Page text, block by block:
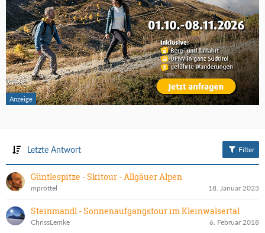
Letzte Antwort Filter
Güntlespitze - Skitour - Allgäuer Alpen
mpröttel 18. Januar 2023
Steinmandl - Sonnenaufgangstour im Kleinwalsertal
ChrissLemke 6. Februar 2018